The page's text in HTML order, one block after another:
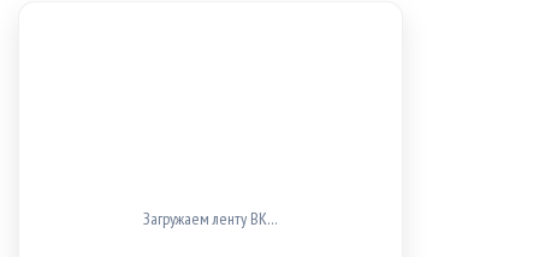
vk.com).